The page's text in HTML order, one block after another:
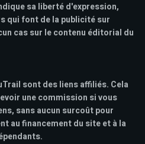
sa liberté d'expression,
qui font de la publicité sur
cas sur le contenu éditorial du
sont des liens affiliés. Cela
une commission si vous
sans aucun surcoût pour
au financement du site et à la